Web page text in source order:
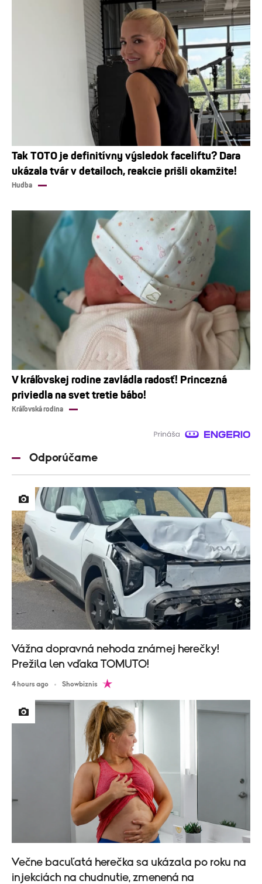
Tak TOTO je definitívny výsledok faceliftu? Dara
ukázala tvár v detailoch, reakcie prišli okamžite!
Hudba
V kráľovskej rodine zavládla radosť! Princezná
priviedla na svet tretie bábo!
Kráľovská rodina
Odporúčame
Vážna dopravná nehoda známej herečky!
Prežila len vďaka TOMUTO!
4 hours ago Showbiznis
Večne bacuľatá herečka sa ukázala po roku na
injekciách na chudnutie, zmenená na